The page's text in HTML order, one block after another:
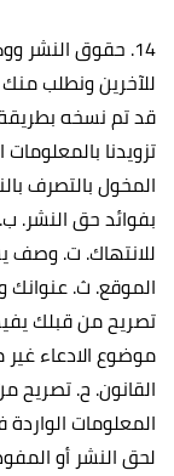
14. حقوق النشر
للآخرين ونطلب
قد تم نسخه
تزويدنا
المخول بالتصرف
بفوائد حق
للانتهاك. ت‌. وصف
الموقع. ث‌. عنوانك
تصريح من قبلك
موضوع الادعاء
القانون. ح‌. تصريح
المعلومات
لحق النشر أو